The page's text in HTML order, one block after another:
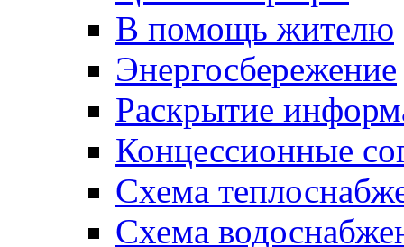
В помощь жителю
Энергосбережение
Раскрытие
Концессионные
Схема
Схема